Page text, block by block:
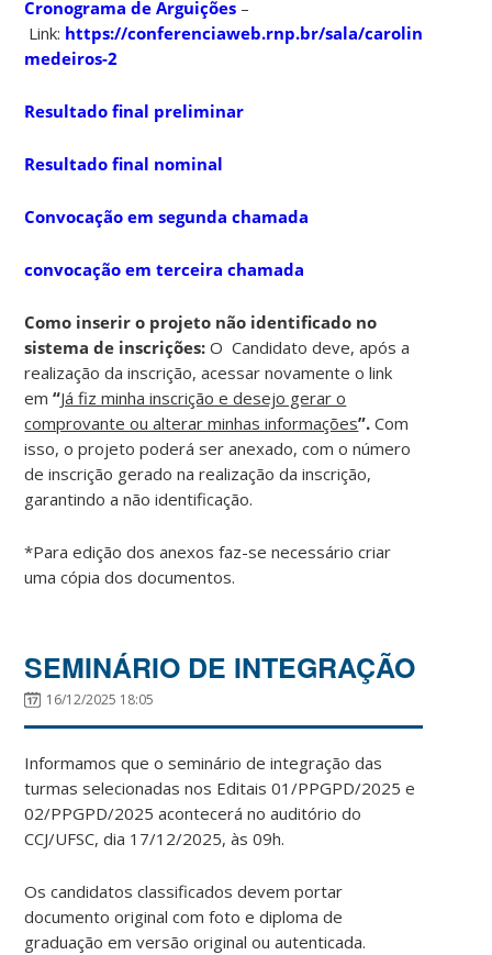
Cronograma de Arguições –
Link: https://conferenciaweb.rnp.br/sala/carolina-
medeiros-2
Resultado final preliminar
Resultado final nominal
Convocação em segunda chamada
convocação em terceira chamada
Como inserir o projeto não identificado no
sistema de inscrições:O Candidato deve, após a
realização da inscrição, acessar novamente o link
em “Já fiz minha inscrição e desejo gerar o
comprovante ou alterar minhas informações”. Com
isso, o projeto poderá ser anexado, com o número
de inscrição gerado na realização da inscrição,
garantindo a não identificação.
*Para edição dos anexos faz-se necessário criar
uma cópia dos documentos.
SEMINÁRIO DE INTEGRAÇÃO
16/12/2025 18:05
Informamos que o seminário de integração das
turmas selecionadas nos Editais 01/PPGPD/2025 e
02/PPGPD/2025 acontecerá no auditório do
CCJ/UFSC, dia 17/12/2025, às 09h.
Os candidatos classificados devem portar
documento original com foto e diploma de
graduação em versão original ou autenticada.